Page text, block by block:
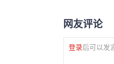
网友评论
登录后可以发